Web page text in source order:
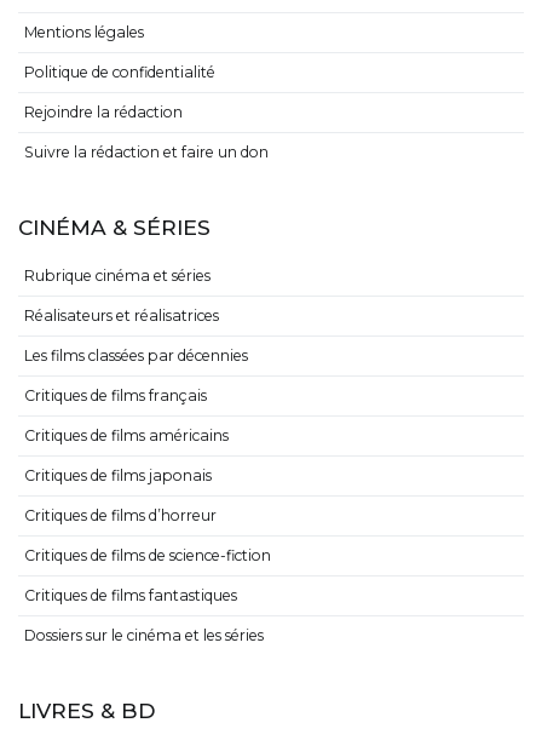
Mentions légales
Politique de confidentialité
Rejoindre la rédaction
Suivre la rédaction et faire un don
CINÉMA & SÉRIES
Rubrique cinéma et séries
Réalisateurs et réalisatrices
Les films classées par décennies
Critiques de films français
Critiques de films américains
Critiques de films japonais
Critiques de films d’horreur
Critiques de films de science-fiction
Critiques de films fantastiques
Dossiers sur le cinéma et les séries
LIVRES & BD